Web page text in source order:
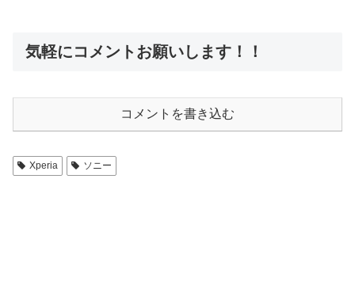
気軽にコメントお願いします！！
コメントを書き込む
Xperia ソニー